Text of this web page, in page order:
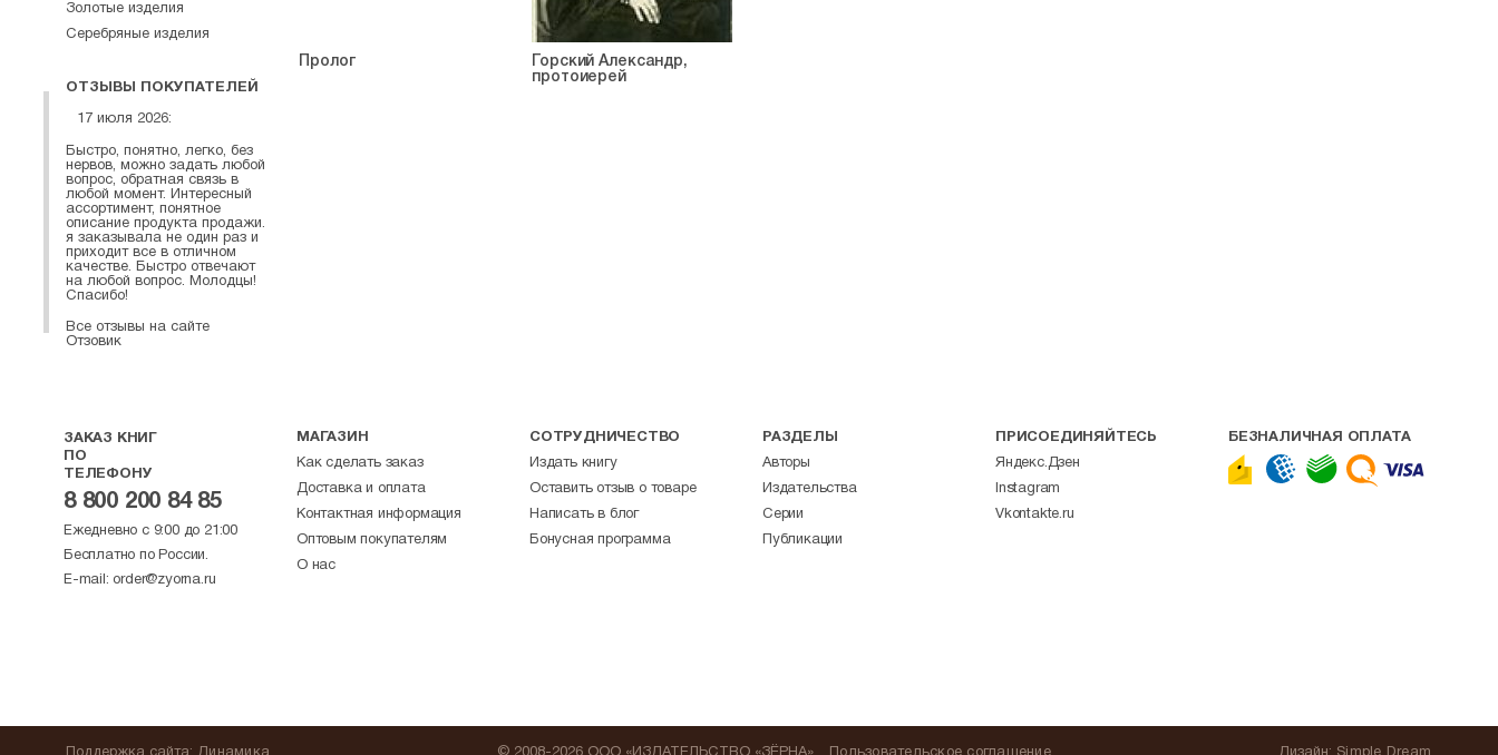
Пролог
Горский Александр,
протоиерей
Золотые изделия
Серебряные изделия
ОТЗЫВЫ ПОКУПАТЕЛЕЙ
17 июля 2026:
Быстро, понятно, легко, без
нервов, можно задать любой
вопрос, обратная связь в
любой момент. Интересный
ассортимент, понятное
описание продукта продажи.
я заказывала не один раз и
приходит все в отличном
качестве. Быстро отвечают
на любой вопрос. Молодцы!
Спасибо!
Все отзывы на сайте
Отзовик
ЗАКАЗ КНИГ
ПО
ТЕЛЕФОНУ
8 800 200 84 85
Ежедневно с 9:00 до 21:00
Бесплатно по России.
E-mail: order@zyorna.ru
МАГАЗИН
Как сделать заказ
Доставка и оплата
Контактная информация
Оптовым покупателям
О нас
СОТРУДНИЧЕСТВО
Издать книгу
Оставить отзыв о товаре
Написать в блог
Бонусная программа
РАЗДЕЛЫ
Авторы
Издательства
Серии
Публикации
ПРИСОЕДИНЯЙТЕСЬ
Яндекс.Дзен
Instagram
Vkontakte.ru
БЕЗНАЛИЧНАЯ ОПЛАТА